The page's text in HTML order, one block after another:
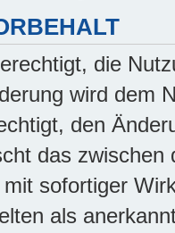
die
wird dem
den
das
sofortiger
als